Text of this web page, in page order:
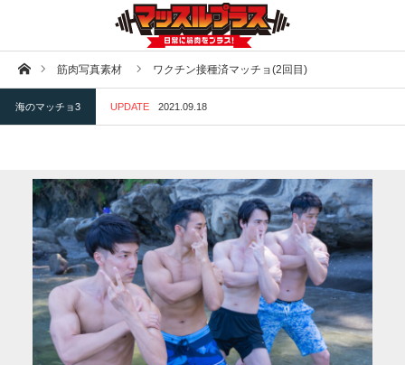
ホーム筋肉写真素材 ワクチン接種済マッチョ(2回目)
海のマッチョ3 UPDATE 2021.09.18